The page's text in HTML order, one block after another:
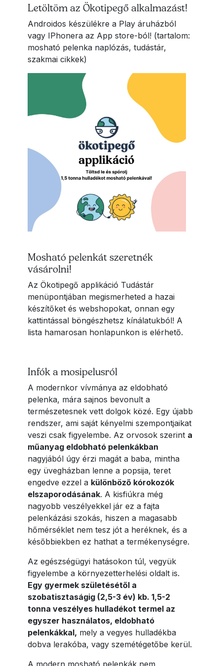
Letöltöm az Ökotipegő alkalmazást!
Androidos készülékre a Play áruházból
vagy IPhonera az App store-ból! (tartalom:
mosható pelenka naplózás, tudástár,
szakmai cikkek)
Mosható pelenkát szeretnék
vásárolni!
Az Ökotipegő applikáció Tudástár
menüpontjában megismerheted a hazai
készítőket és webshopokat, onnan egy
kattintással böngészhetsz kínálatukból! A
lista hamarosan honlapunkon is elérhető.
Infók a mosipelusról
A modernkor vívmánya az eldobható
pelenka, mára sajnos bevonult a
természetesnek vett dolgok közé. Egy újabb
rendszer, ami saját kényelmi szempontjaikat
veszi csak figyelembe. Az orvosok szerint a
műanyag eldobható pelenkákban
nagyjából úgy érzi magát a baba, mintha
egy üvegházban lenne a popsija, teret
engedve ezzel a különböző kórokozók
elszaporodásának. A kisfiúkra még
nagyobb veszélyekkel jár ez a fajta
pelenkázási szokás, hiszen a magasabb
hőmérséklet nem tesz jót a heréknek, és a
későbbiekben ez hathat a termékenységre.
Az egészségügyi hatásokon túl, vegyük
figyelembe a környezetterhelési oldalt is.
Egy gyermek születésétől a
szobatisztaságig (2,5-3 év) kb. 1,5-2
tonna veszélyes hulladékot termel az
egyszer használatos, eldobható
pelenkákkal, mely a vegyes hulladékba
dobva lerakóba, vagy szemétégetőbe kerül.